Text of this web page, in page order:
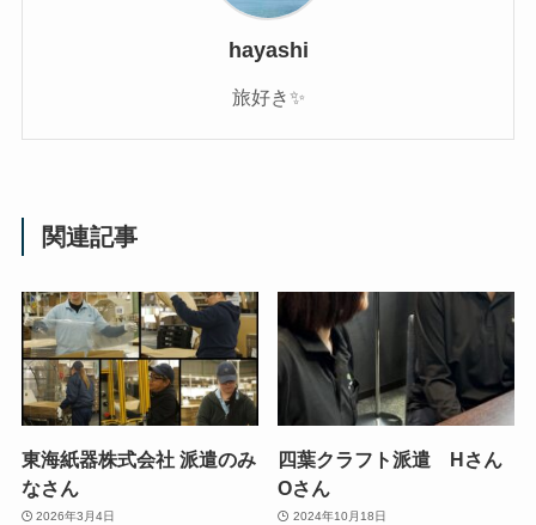
hayashi
旅好き✨
関連記事
東海紙器株式会社 派遣のみ
なさん
2026年3月4日
四葉クラフト派遣 Hさん
Oさん
2024年10月18日